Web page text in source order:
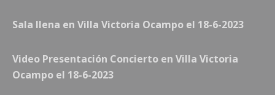
Sala llena en Villa Victoria Ocampo el 18-6-2023
Video Presentación Concierto en Villa Victoria
Ocampo el 18-6-2023